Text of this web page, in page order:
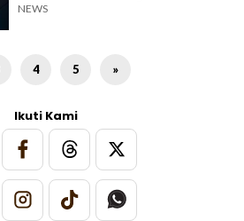
NEWS
4 5 »
Ikuti Kami